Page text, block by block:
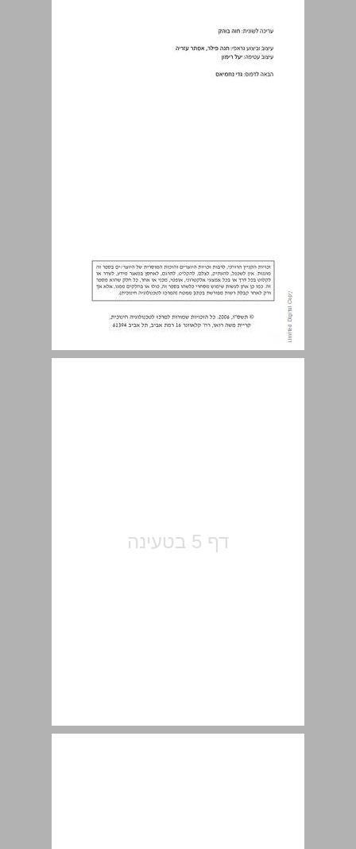
תוכן העניינים ... 5